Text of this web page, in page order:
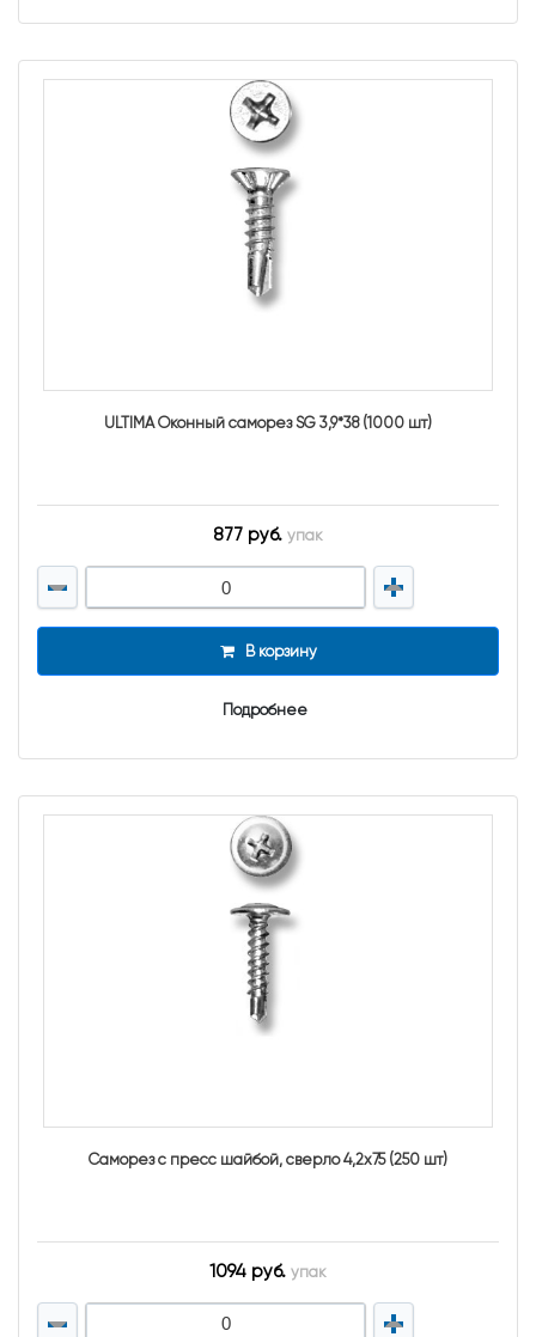
ULTIMA Оконный саморез SG 3,9*38 (1000 шт)
877 руб. упак
В корзину
Подробнее
Саморез с пресс шайбой, сверло 4,2х75 (250 шт)
1094 руб. упак